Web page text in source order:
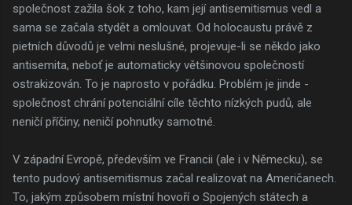
společnost zažila šok z toho, kam její antisemitismus vedl a
sama se začala stydět a omlouvat. Od holocaustu právě z
pietních důvodů je velmi neslušné, projevuje-li se někdo jako
antisemita, neboť je automaticky většinovou společností
ostrakizován. To je naprosto v pořádku. Problém je jinde -
společnost chrání potenciální cíle těchto nízkých pudů, ale
neničí příčiny, neničí pohnutky samotné.
V západní Evropě, především ve Francii (ale i v Německu), se
tento pudový antisemitismus začal realizovat na Američanech.
To, jakým způsobem místní hovoří o Spojených státech a